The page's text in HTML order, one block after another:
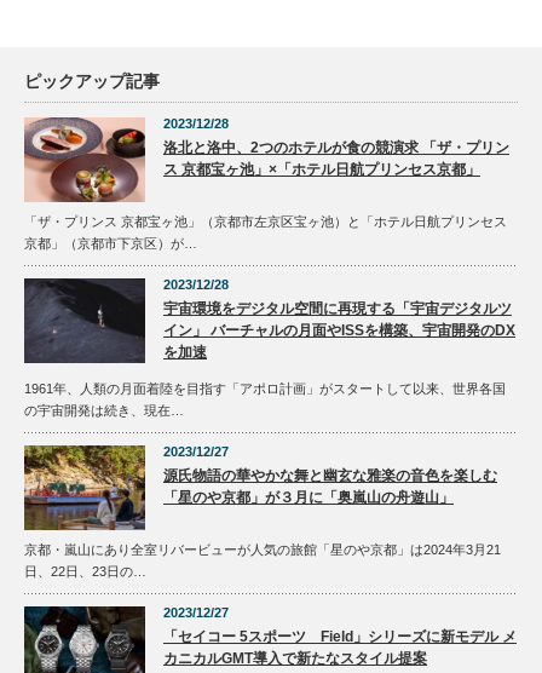
ピックアップ記事
2023/12/28
洛北と洛中、2つのホテルが食の競演求 「ザ・プリン
ス 京都宝ヶ池」×「ホテル日航プリンセス京都」
「ザ・プリンス 京都宝ヶ池」（京都市左京区宝ヶ池）と「ホテル日航プリンセス
京都」（京都市下京区）が…
2023/12/28
宇宙環境をデジタル空間に再現する「宇宙デジタルツ
イン」 バーチャルの月面やISSを構築、宇宙開発のDX
を加速
1961年、人類の月面着陸を目指す「アポロ計画」がスタートして以来、世界各国
の宇宙開発は続き、現在…
2023/12/27
源氏物語の華やかな舞と幽玄な雅楽の音色を楽しむ
「星のや京都」が３月に「奥嵐山の舟遊山」
京都・嵐山にあり全室リバービューが人気の旅館「星のや京都」は2024年3月21
日、22日、23日の…
2023/12/27
「セイコー 5スポーツ Field」シリーズに新モデル メ
カニカルGMT導入で新たなスタイル提案